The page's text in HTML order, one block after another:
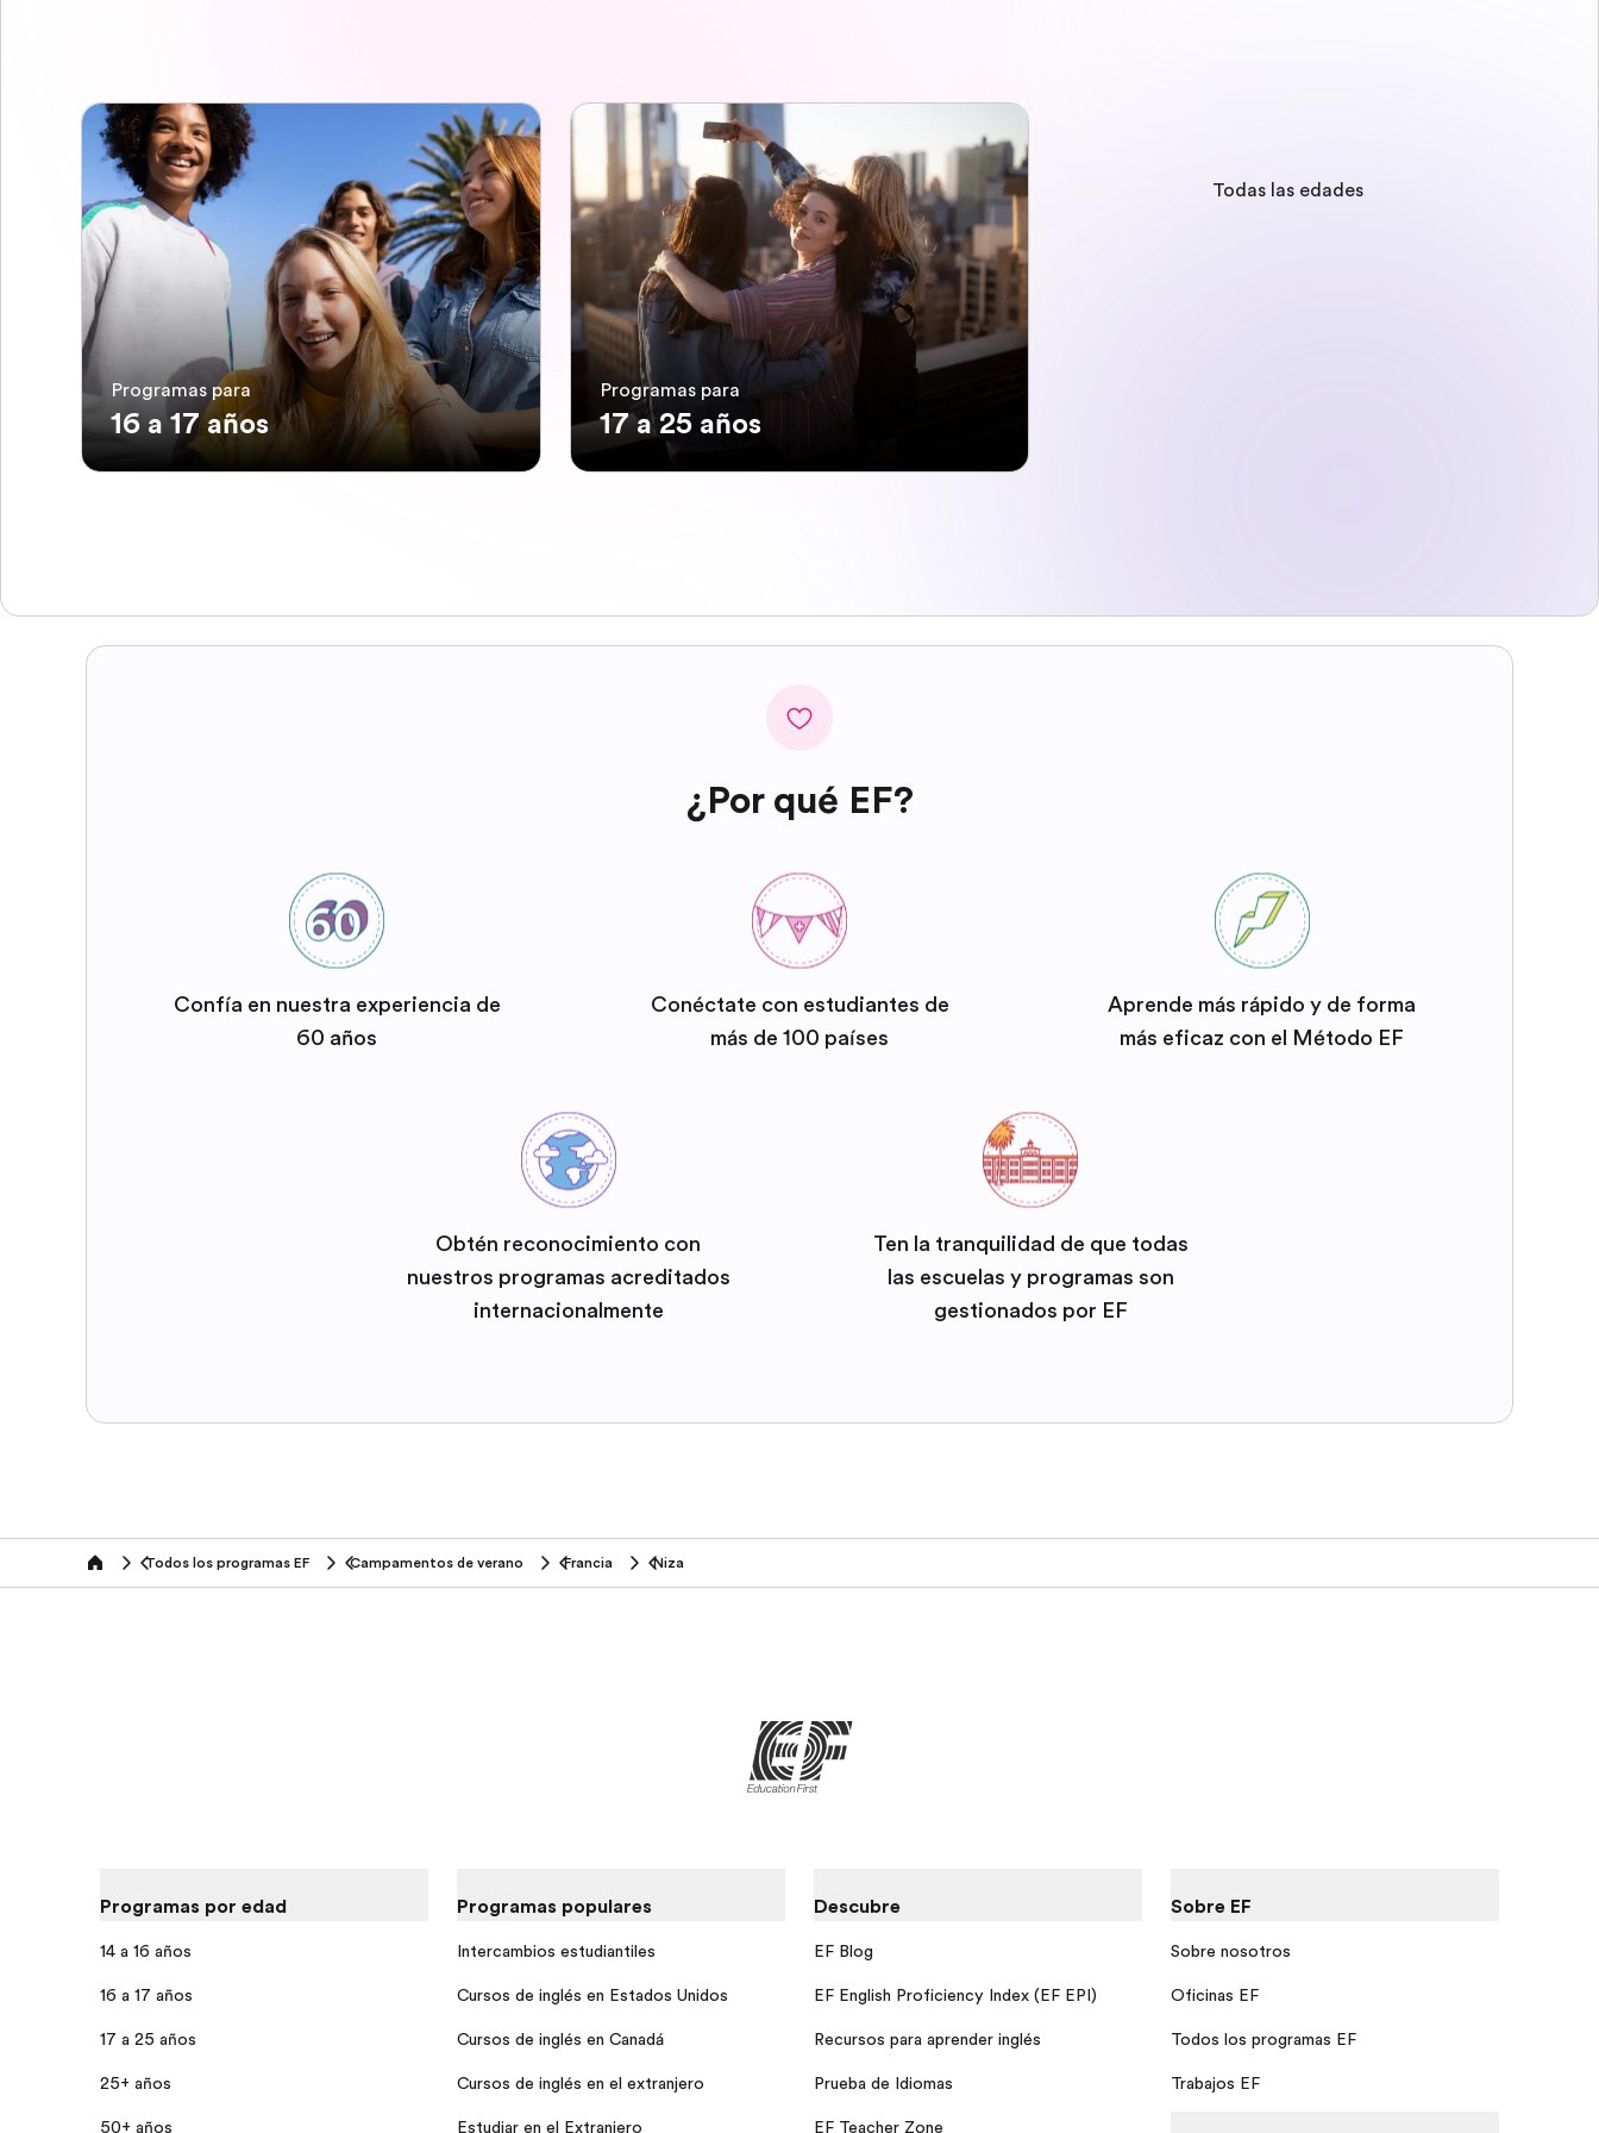
Programas para
16 a 17 años
Programas para
17 a 25 años
Todas las edades
¿Por qué EF?
Confía en nuestra experiencia de
60 años
Conéctate con estudiantes de
más de 100 países
Aprende más rápido y de forma
más eficaz con el Método EF
Obtén reconocimiento con
nuestros programas acreditados
internacionalmente
Ten la tranquilidad de que todas
las escuelas y programas son
gestionados por EF
home Todos los programas EF Campamentos de verano Francia Niza
Programas por edad
14 a 16 años
16 a 17 años
17 a 25 años
25+ años
50+ años
Programas populares
Intercambios estudiantiles
Cursos de inglés en Estados Unidos
Cursos de inglés en Canadá
Cursos de inglés en el extranjero
Estudiar en el Extranjero
Descubre
EF Blog
EF English Proficiency Index (EF EPI)
Recursos para aprender inglés
Prueba de Idiomas
EF Teacher Zone
Sobre EF
Sobre nosotros
Oficinas EF
Todos los programas EF
Trabajos EF